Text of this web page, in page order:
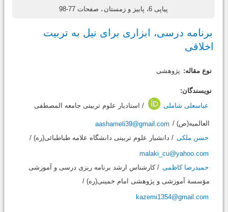
پیاپی 6، پاییز و زمستان
، صفحات 77-98
برنامه درسی، ابزاری برای نیل به تربیت
اخلاقی
نوع مقاله: پژوهشی
نویسندگان:
عباسعلی شاملی
/ استادیار علوم تربیتی جامعه المصطفی
العالمیه(ص) / aashameli39@gmail.com
حسن ملکی / دانشیار علوم تربیتی دانشگاه علامه طباطبائی(ره) /
malaki_cu@yahoo.com
حمیدرضا کاظمی / کارشناس ارشد برنامه ریزی درسی و آموزشی
مؤسسة آموزشی و پژوهشی امام خمینی(ره) /
kazemi1354@gmail.com